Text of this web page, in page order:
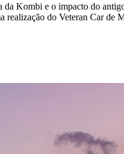
Kombi e o impacto do
do Veteran Car